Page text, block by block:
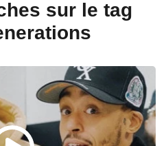
sur le tag